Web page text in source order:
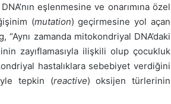
eşlenmesine ve onarımına özel
(mutation) geçirmesine yol açan
“Aynı zamanda mitokondriyal DNA’daki
zayıflamasıyla ilişkili olup çocukluk
hastalıklara sebebiyet verdiğini
tepkin (reactive) oksijen türlerinin